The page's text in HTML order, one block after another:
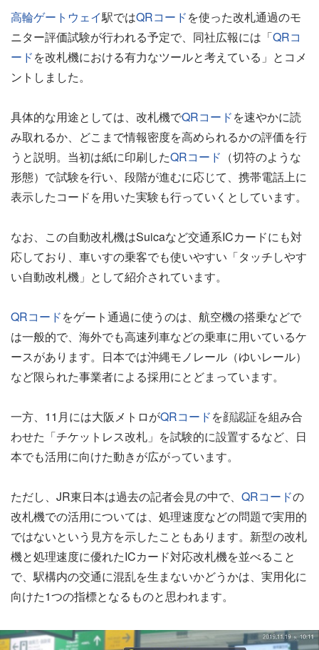
高輪ゲートウェイ駅ではQRコードを使った改札通過のモ
ニター評価試験が行われる予定で、同社広報には「QRコ
ードを改札機における有力なツールと考えている」とコメ
ントしました。
具体的な用途としては、改札機でQRコードを速やかに読
み取れるか、どこまで情報密度を高められるかの評価を行
うと説明。当初は紙に印刷したQRコード （切符のような
形態）で試験を行い、段階が進むに応じて、携帯電話上に
表示したコードを用いた実験も行っていくとしています。
なお、この自動改札機はSuicaなど交通系ICカードにも対
応しており、車いすの乗客でも使いやすい「タッチしやす
い自動改札機」として紹介されています。
QRコードをゲート通過に使うのは、航空機の搭乗などで
は一般的で、海外でも高速列車などの乗車に用いているケ
ースがあります。日本では沖縄モノレール（ゆいレール）
など限られた事業者による採用にとどまっています。
一方、11月には大阪メトロがQRコードを顔認証を組み合
わせた「チケットレス改札」を試験的に設置するなど、日
本でも活用に向けた動きが広がっています。
ただし、JR東日本は過去の記者会見の中で、 QRコードの
改札機での活用については、処理速度などの問題で実用的
ではないという見方を示したこともあります。新型の改札
機と処理速度に優れたICカード対応改札機を並べること
で、駅構内の交通に混乱を生まないかどうかは、実用化に
向けた1つの指標となるものと思われます。